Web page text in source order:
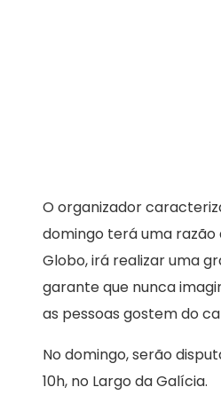
O organizador
domingo terá uma razão
Globo, irá realizar uma
garante que nunca
as pessoas gostem do
No domingo, serão
10h, no Largo da Galícia.